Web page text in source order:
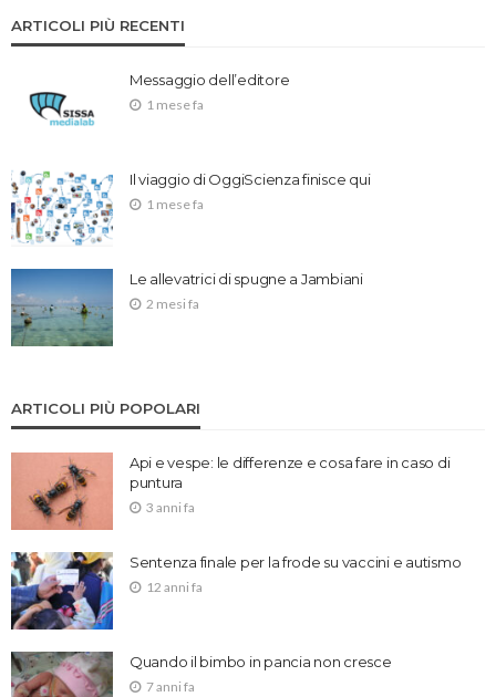
ARTICOLI PIÙ RECENTI
Messaggio dell’editore
1 mese fa
Il viaggio di OggiScienza finisce qui
1 mese fa
Le allevatrici di spugne a Jambiani
2 mesi fa
ARTICOLI PIÙ POPOLARI
Api e vespe: le differenze e cosa fare in caso di
puntura
3 anni fa
Sentenza finale per la frode su vaccini e autismo
12 anni fa
Quando il bimbo in pancia non cresce
7 anni fa